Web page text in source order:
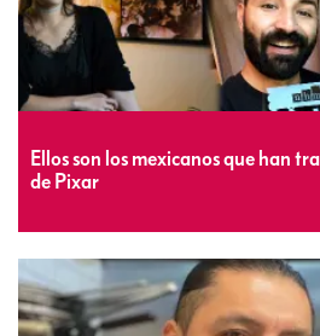
Ellos son los mexicanos que han
de Pixar